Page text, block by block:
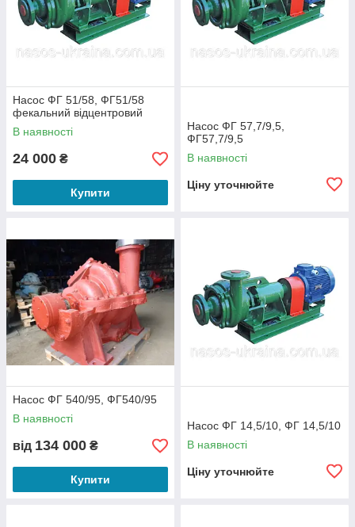
Насос ФГ 51/58, ФГ51/58
фекальний відцентровий
В наявності
24 000 ₴
Купити
Насос ФГ 57,7/9,5,
ФГ57,7/9,5
В наявності
Ціну уточнюйте
Насос ФГ 540/95, ФГ540/95
В наявності
від 134 000 ₴
Купити
Насос ФГ 14,5/10, ФГ 14,5/10
В наявності
Ціну уточнюйте